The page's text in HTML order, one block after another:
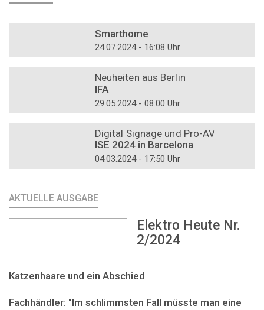
Smarthome
24.07.2024 - 16:08 Uhr
Neuheiten aus Berlin
IFA
29.05.2024 - 08:00 Uhr
Digital Signage und Pro-AV
ISE 2024 in Barcelona
04.03.2024 - 17:50 Uhr
AKTUELLE AUSGABE
Elektro Heute Nr.
2/2024
Katzenhaare und ein Abschied
Fachhändler: "Im schlimmsten Fall müsste man eine